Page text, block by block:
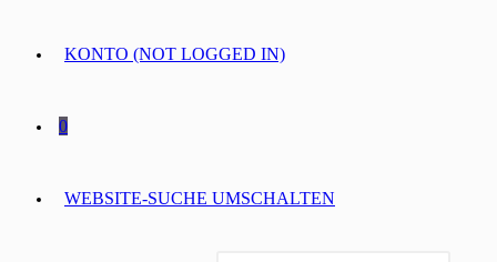
KONTO (NOT LOGGED IN)
0
WEBSITE-SUCHE UMSCHALTEN